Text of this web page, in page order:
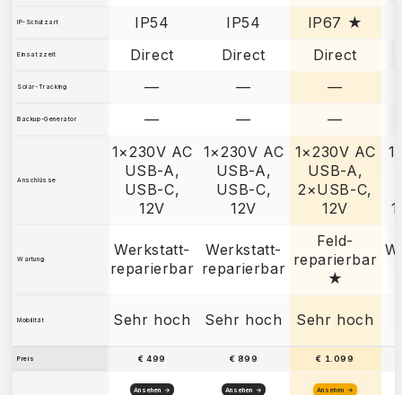
IP-Schutzart IP54 IP54 IP67 ★
Einsatzzeit Direct Direct Direct
Solar-Tracking — — —
Backup-Generator — — —
Anschlüsse
1×230V AC
USB-A,
USB-C,
12V
1×230V AC
USB-A,
USB-C,
12V
1×230V AC
USB-A,
2×USB-C,
12V
Wartung
Werkstatt-
reparierbar
Werkstatt-
reparierbar
Feld-
reparierbar
★
Mobilität Sehr hoch Sehr hoch Sehr hoch
Preis € 499 € 899 € 1.099
Ansehen → Ansehen → Ansehen →